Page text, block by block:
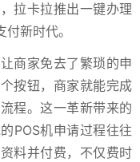
拉卡拉推出一键办理
新时代。
商家免去了繁琐的申
按钮，商家就能完成
程。这一革新带来的
POS机申请过程往往
料并付费，不仅费时